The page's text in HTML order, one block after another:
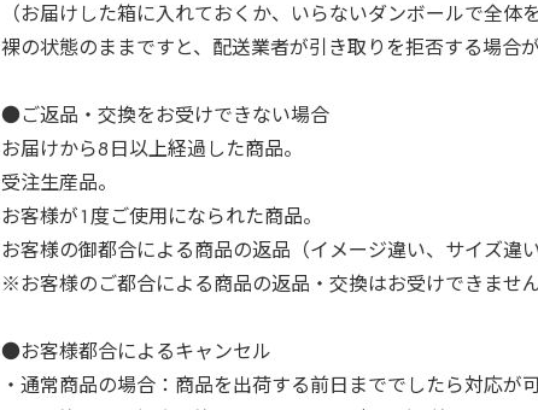
（お届けした箱に入れておくか、いらないダンボールで全体
裸の状態のままですと、配送業者が引き取りを拒否する場合が
●ご返品・交換をお受けできない場合
お届けから8日以上経過した商品。
受注生産品。
お客様が1度ご使用になられた商品。
お客様の御都合による商品の返品（イメージ違い、サイズ違
※お客様のご都合による商品の返品・交換はお受けできませ
●お客様都合によるキャンセル
・通常商品の場合：商品を出荷する前日まででしたら対応が可